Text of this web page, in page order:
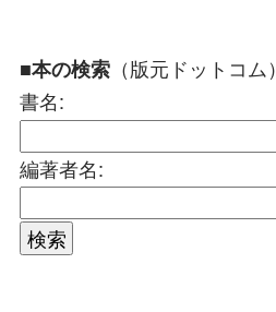
■本の検索 （版元ドットコム）
書名:
編著者名: